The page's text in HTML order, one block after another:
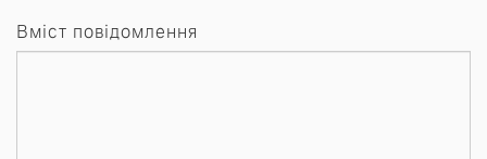
Вміст повідомлення